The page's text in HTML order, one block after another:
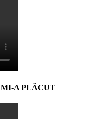
MI-A PLĂCUT